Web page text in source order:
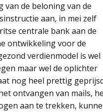
van de beloning van de
aan, in mei zelf
centrale bank aan de
ontwikkeling voor de
verdienmodel is wel
maar wel de oplichter
nog heel prettig
ontvangen van mails,
aan te trekken,